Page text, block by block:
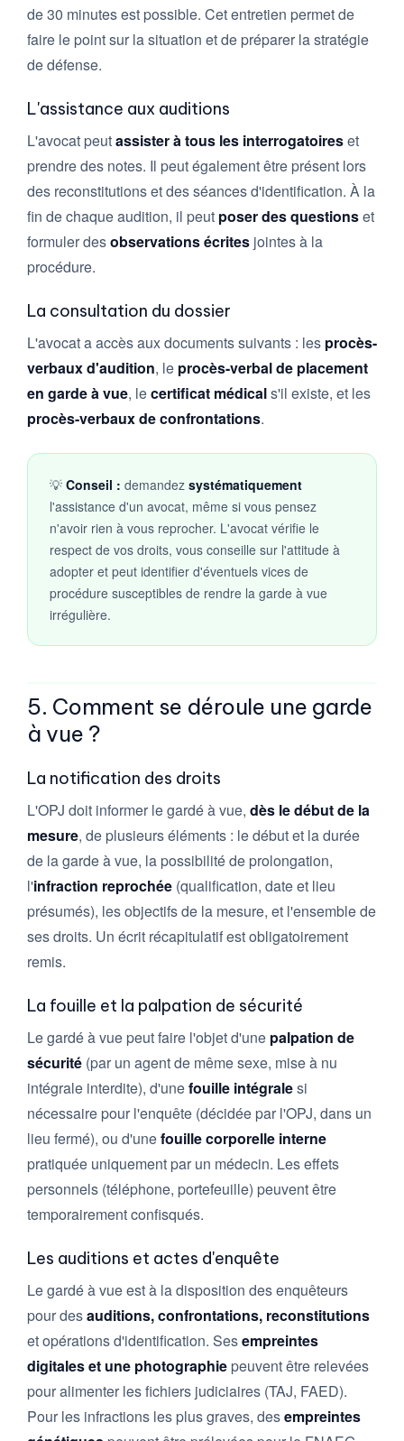
de 30 minutes est possible. Cet entretien permet de
faire le point sur la situation et de préparer la stratégie
de défense.
L'assistance aux auditions
L'avocat peutassister à tous les interrogatoireset
prendre des notes. Il peut également être présent lors
des reconstitutions et des séances d'identification. À la
fin de chaque audition, il peut poser des questionset
formuler desobservations écrites jointes à la
procédure.
La consultation du dossier
L'avocat a accès aux documents suivants : les procès-
verbaux d'audition, le procès-verbal de placement
en garde à vue, lecertificat médicals'il existe, et les
procès-verbaux de confrontations.
💡 Conseil : demandez systématiquement
l'assistance d'un avocat, même si vous pensez
n'avoir rien à vous reprocher. L'avocat vérifie le
respect de vos droits, vous conseille sur l'attitude à
adopter et peut identifier d'éventuels vices de
procédure susceptibles de rendre la garde à vue
irrégulière.
5. Comment se déroule une garde
à vue ?
La notification des droits
L'OPJ doit informer le gardé à vue, dès le début de la
mesure, de plusieurs éléments : le début et la durée
de la garde à vue, la possibilité de prolongation,
l'infraction reprochée (qualification, date et lieu
présumés), les objectifs de la mesure, et l'ensemble de
ses droits. Un écrit récapitulatif est obligatoirement
remis.
La fouille et la palpation de sécurité
Le gardé à vue peut faire l'objet d'une palpation de
sécurité (par un agent de même sexe, mise à nu
intégrale interdite), d'unefouille intégralesi
nécessaire pour l'enquête (décidée par l'OPJ, dans un
lieu fermé), ou d'unefouille corporelle interne
pratiquée uniquement par un médecin. Les effets
personnels (téléphone, portefeuille) peuvent être
temporairement confisqués.
Les auditions et actes d'enquête
Le gardé à vue est à la disposition des enquêteurs
pour desauditions, confrontations, reconstitutions
et opérations d'identification. Sesempreintes
digitales et une photographie peuvent être relevées
pour alimenter les fichiers judiciaires (TAJ, FAED).
Pour les infractions les plus graves, desempreintes